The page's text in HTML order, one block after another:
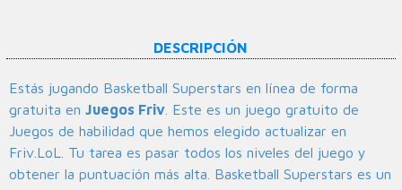
DESCRIPCIÓN
Estás jugando Basketball Superstars en línea de forma
gratuita en Juegos Friv . Este es un juego gratuito de
Juegos de habilidad que hemos elegido actualizar en
Friv.LoL. Tu tarea es pasar todos los niveles del juego y
obtener la puntuación más alta. Basketball Superstars es un